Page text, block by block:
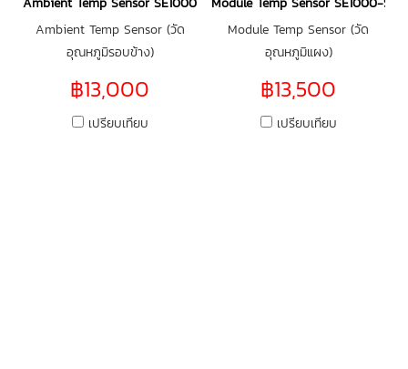
Ambient Temp Sensor (วัด
อุณหภูมิรอบข้าง)
฿13,000
เปรียบเทียบ
Module Temp Sensor (วัด
อุณหภูมิแผง)
฿13,500
เปรียบเทียบ